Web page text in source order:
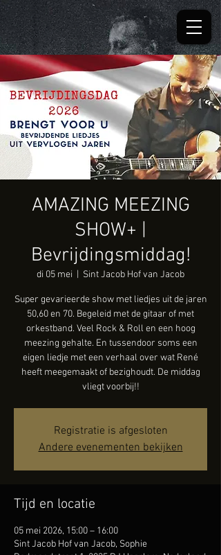
AMAZING MEEZING
SHOW+ |
Bevrijdingsmiddag!
di 05 mei Sint Jacob Hof van Jacob
Super gevarieerde show met liedjes uit de jaren
50,60 en 70. Begeleid met de gitaar of met
orkestband. Veel Rock & Roll en een hoog
meezing gehalte. En tussendoor soms een
eigen liedje met een verhaal over wat René
heeft meegemaakt of bezighoudt. De middag
vliegt voorbij!!
Registratie is afgesloten
Andere evenementen bekijken
Tijd en locatie
05 mei 2026, 15:00 – 16:00
Sint Jacob Hof van Jacob, Sophie